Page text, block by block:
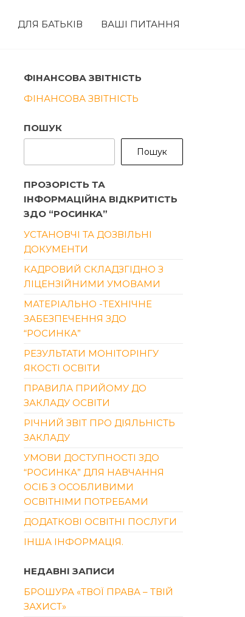
ДЛЯ БАТЬКІВ ВАШІ ПИТАННЯ
ФІНАНСОВА ЗВІТНІСТЬ
ФІНАНСОВА ЗВІТНІСТЬ
ПОШУК
Пошук
ПРОЗОРІСТЬ ТА
ІНФОРМАЦІЙНА ВІДКРИТІСТЬ
ЗДО “РОСИНКА”
УСТАНОВЧІ ТА ДОЗВІЛЬНІ
ДОКУМЕНТИ
КАДРОВИЙ СКЛАДЗГІДНО З
ЛІЦЕНЗІЙНИМИ УМОВАМИ
МАТЕРІАЛЬНО -ТЕХНІЧНЕ
ЗАБЕЗПЕЧЕННЯ ЗДО
“РОСИНКА”
РЕЗУЛЬТАТИ МОНІТОРІНГУ
ЯКОСТІ ОСВІТИ
ПРАВИЛА ПРИЙОМУ ДО
ЗАКЛАДУ ОСВІТИ
РІЧНИЙ ЗВІТ ПРО ДІЯЛЬНІСТЬ
ЗАКЛАДУ
УМОВИ ДОСТУПНОСТІ ЗДО
“РОСИНКА” ДЛЯ НАВЧАННЯ
ОСІБ З ОСОБЛИВИМИ
ОСВІТНІМИ ПОТРЕБАМИ
ДОДАТКОВІ ОСВІТНІ ПОСЛУГИ
ІНША ІНФОРМАЦІЯ.
НЕДАВНІ ЗАПИСИ
БРОШУРА «ТВОЇ ПРАВА – ТВІЙ
ЗАХИСТ»